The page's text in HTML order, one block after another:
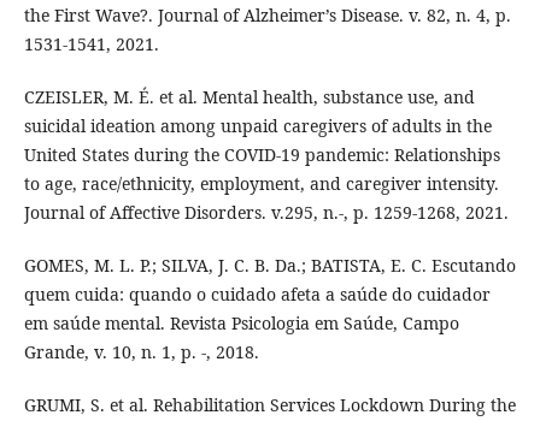
the First Wave?. Journal of Alzheimer’s Disease. v. 82, n. 4, p.
1531-1541, 2021.
CZEISLER, M. É. et al. Mental health, substance use, and
suicidal ideation among unpaid caregivers of adults in the
United States during the COVID-19 pandemic: Relationships
to age, race/ethnicity, employment, and caregiver intensity.
Journal of Affective Disorders. v.295, n.-, p. 1259-1268, 2021.
GOMES, M. L. P.; SILVA, J. C. B. Da.; BATISTA, E. C. Escutando
quem cuida: quando o cuidado afeta a saúde do cuidador
em saúde mental. Revista Psicologia em Saúde, Campo
Grande, v. 10, n. 1, p. -, 2018.
GRUMI, S. et al. Rehabilitation Services Lockdown During the